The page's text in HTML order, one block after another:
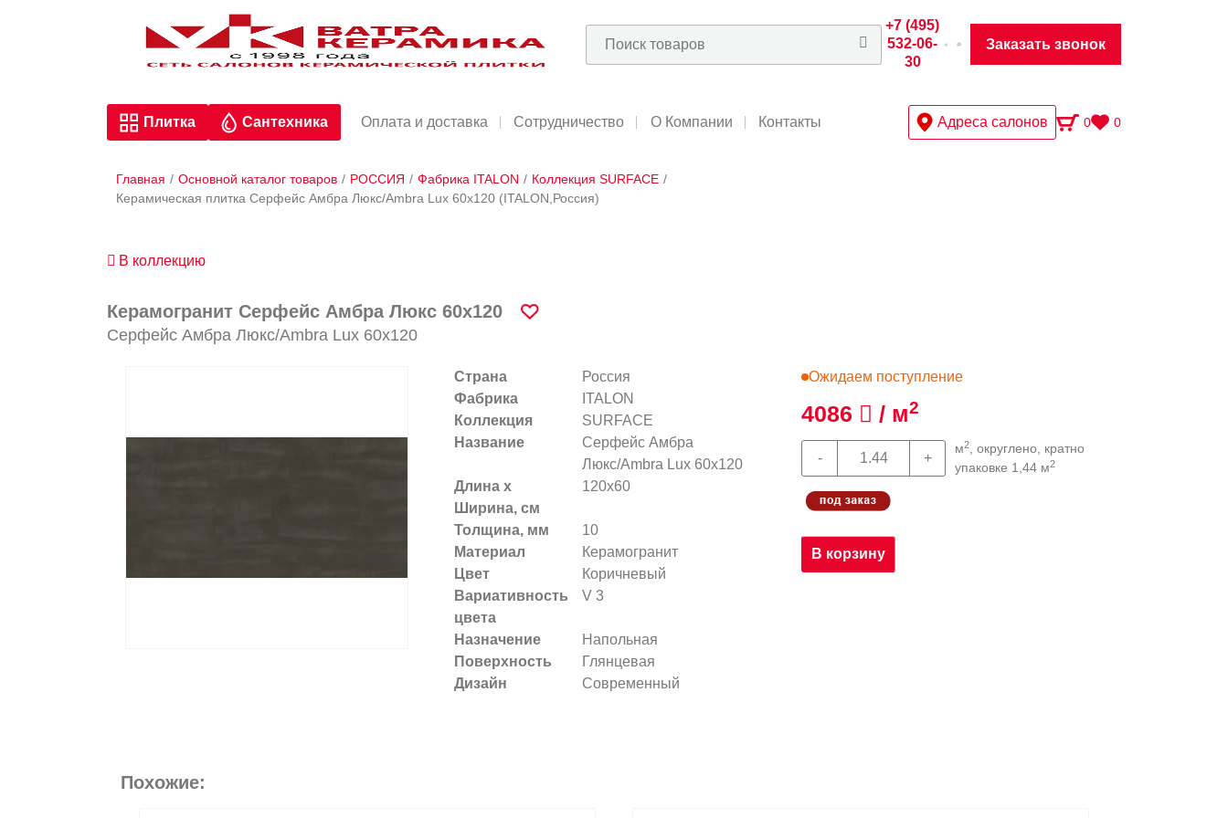
+7 (495)
532-06-
30
Заказать звонок
Плитка Сантехника Оплата и доставка Сотрудничество О Компании Контакты Адреса салонов 0 0
Главная / Основной каталог товаров / РОССИЯ / Фабрика ITALON / Коллекция SURFACE /
Керамическая плитка Серфейс Амбра Люкс/Ambra Lux 60x120 (ITALON,Россия)
В коллекцию
Керамогранит Серфейс Амбра Люкс 60x120
Серфейс Амбра Люкс/Ambra Lux 60x120
Страна
Россия
Фабрика
ITALON
Коллекция
SURFACE
Название
Серфейс Амбра
Люкс/Ambra Lux 60x120
Длина х
Ширина, см
120x60
Толщина, мм
10
Материал
Керамогранит
Цвет
Коричневый
Вариативность
цвета
V 3
Назначение
Напольная
Поверхность
Глянцевая
Дизайн
Современный
Ожидаем поступление
4086 / м2
м2, округлено, кратно
упаковке 1,44 м2
В корзину
Похожие: